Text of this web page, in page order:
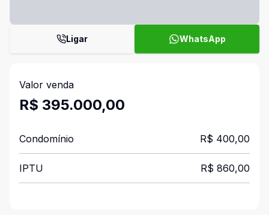
Ligar WhatsApp
Valor venda
R$ 395.000,00
Condomínio R$ 400,00
IPTU R$ 860,00